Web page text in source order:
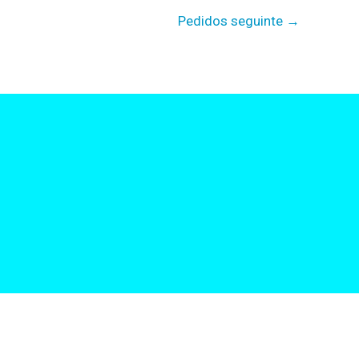
Pedidos seguinte →